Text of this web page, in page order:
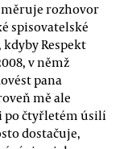
rozhovor
spisovatelské
Respekt
v němž
pana
mě ale
po čtyřletém úsilí
dostačuje,